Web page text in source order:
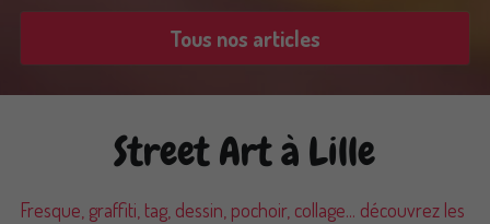
Tous nos articles
Street Art à Lille
Fresque, graffiti, tag, dessin, pochoir, collage... découvrez les